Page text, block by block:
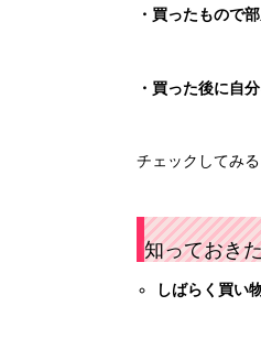
・買ったもので
・買った後に自
チェックしてみ
知っておき
しばらく買い